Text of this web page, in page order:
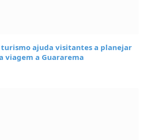
ajuda visitantes a planejar
viagem a Guararema